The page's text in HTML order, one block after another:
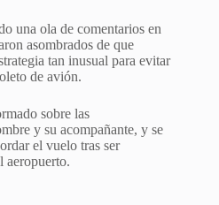
una ola de comentarios en
asombrados de que
tan inusual para evitar
de avión.
sobre las
y su acompañante, y se
el vuelo tras ser
aeropuerto.